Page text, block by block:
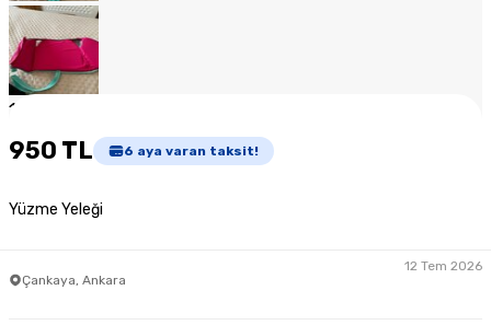
1
950 TL 6 aya varan taksit!
Yüzme Yeleği
Çankaya, Ankara
12 Tem 2026